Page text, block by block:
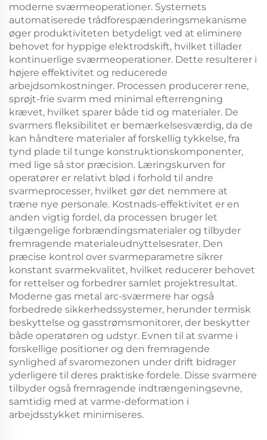
moderne sværmeoperationer. Systemets
automatiserede trådforespænderingsmekanisme
øger produktiviteten betydeligt ved at eliminere
behovet for hyppige elektrodskift, hvilket tillader
kontinuerlige sværmeoperationer. Dette resulterer i
højere effektivitet og reducerede
arbejdsomkostninger. Processen producerer rene,
sprøjt-frie svarm med minimal efterrengning
krævet, hvilket sparer både tid og materialer. De
svarmers fleksibilitet er bemærkelsesværdig, da de
kan håndtere materialer af forskellig tykkelse, fra
tynd plade til tunge konstruktionskomponenter,
med lige så stor præcision. Læringskurven for
operatører er relativt blød i forhold til andre
svarmeprocesser, hvilket gør det nemmere at
træne nye personale. Kostnads-effektivitet er en
anden vigtig fordel, da processen bruger let
tilgængelige forbrændingsmaterialer og tilbyder
fremragende materialeudnyttelsesrater. Den
præcise kontrol over svarmeparametre sikrer
konstant svarmekvalitet, hvilket reducerer behovet
for rettelser og forbedrer samlet projektresultat.
Moderne gas metal arc-sværmere har også
forbedrede sikkerhedssystemer, herunder termisk
beskyttelse og gasstrømsmonitorer, der beskytter
både operatøren og udstyr. Evnen til at svarme i
forskellige positioner og den fremragende
synlighed af svaromezonen under drift bidrager
yderligere til deres praktiske fordele. Disse svarmere
tilbyder også fremragende indtrængeningsevne,
samtidig med at varme-deformation i
arbejdsstykket minimiseres.